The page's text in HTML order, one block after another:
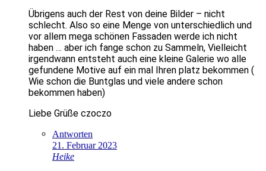
Übrigens auch der Rest von deine Bilder – nicht
schlecht. Also so eine Menge von unterschiedlich und
vor allem mega schönen Fassaden werde ich nicht
haben … aber ich fange schon zu Sammeln, Vielleicht
irgendwann entsteht auch eine kleine Galerie wo alle
gefundene Motive auf ein mal Ihren platz bekommen (
Wie schon die Buntglas und viele andere schon
bekommen haben)
Liebe Grüße czoczo
Antworten
21. Februar 2023
Heike